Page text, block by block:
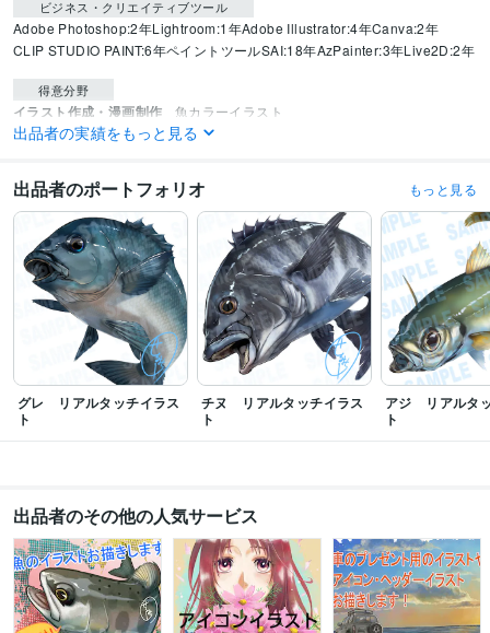
ビジネス・クリエイティブツール
Adobe Photoshop:2年Lightroom:1年Adobe Illustrator:4年Canva:2年
CLIP STUDIO PAINT:6年ペイントツールSAI:18年AzPainter:3年Live2D:2年
得意分野
イラスト作成・漫画制作 魚カラーイラスト
魚 釣り イラスト プレゼント
車 プレゼント アイコン 仕事
出品者の実績をもっと見る
出品者のポートフォリオ もっと見る
グレ リアルタッチイラス
ト
チヌ リアルタッチイラス
ト
アジ リアルタ
ト
出品者のその他の人気サービス